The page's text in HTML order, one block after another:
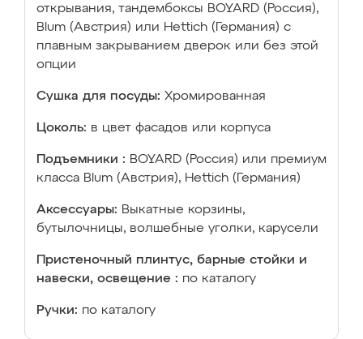
открывания, тандембоксы BOYARD (Россия),
Blum (Австрия) или Hettich (Германия) с
плавным закрыванием дверок или без этой
опции
Сушка для посуды: Хромированная
Цоколь: в цвет фасадов или корпуса
Подъемники : BOYARD (Россия) или премиум
класса Blum (Австрия), Hettich (Германия)
Аксессуары: Выкатные корзины,
бутылочницы, волшебные уголки, карусели
Пристеночный плинтус, барные стойки и
навески, освещение : по каталогу
Ручки: по каталогу